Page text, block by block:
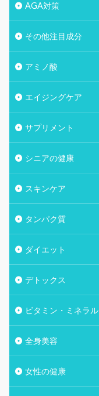
AGA対策
その他注目成分
アミノ酸
エイジングケア
サプリメント
シニアの健康
スキンケア
タンパク質
ダイエット
デトックス
ビタミン・ミネラル
全身美容
女性の健康